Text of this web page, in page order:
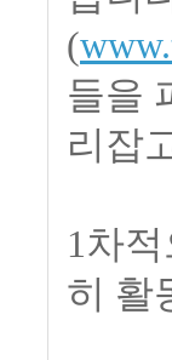
(
들을
리잡
1차
히 활